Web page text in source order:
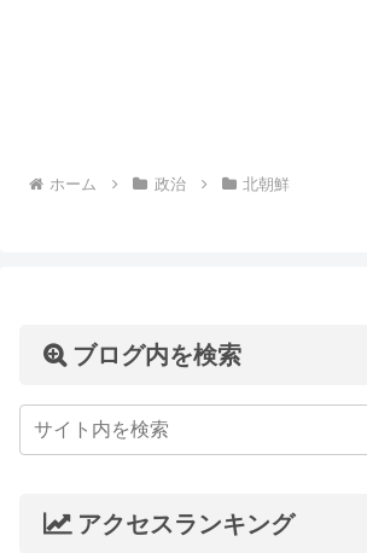
ホーム 政治 北朝鮮
ブログ内を検索
アクセスランキング